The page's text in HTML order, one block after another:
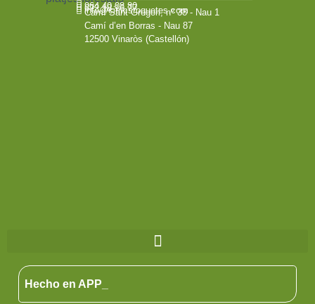
964 40 08 80
672 18 16 77
info@citricsroquetes.com
Camí Sant Gregori, nº 38 - Nau 1
Camí d’en Borras - Nau 87
12500 Vinaròs (Castellón)
Hecho en APP_